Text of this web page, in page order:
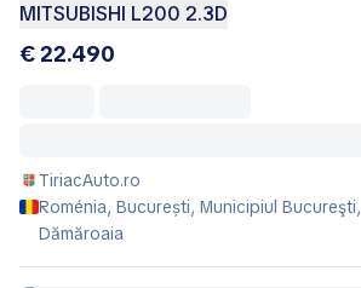
MITSUBISHI L200 2.3D
€ 22.490
TiriacAuto.ro
Roménia, București, Municipiul Bucureşti,
Dămăroaia